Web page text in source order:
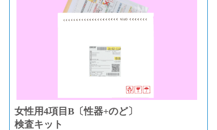
女性用4項目B〔性器+のど〕
検査キット